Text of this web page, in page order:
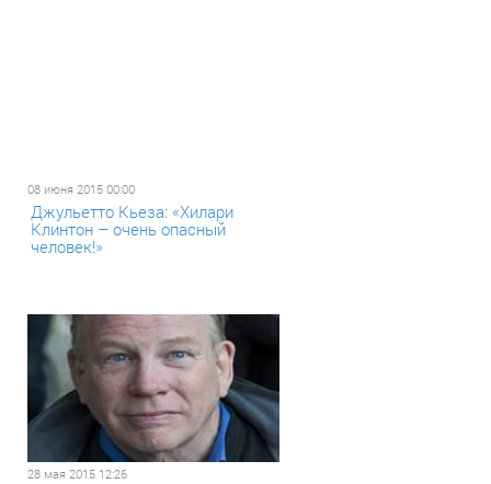
08 июня 2015 00:00
Джульетто Кьеза: «Хилари
Клинтон – очень опасный
человек!»
28 мая 2015 12:26